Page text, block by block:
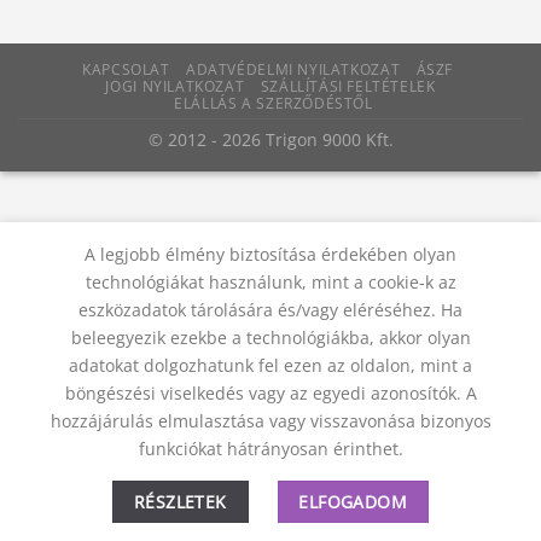
KAPCSOLAT ADATVÉDELMI NYILATKOZAT
ÁSZF
JOGI NYILATKOZAT
SZÁLLÍTÁSI FELTÉTELEK
ELÁLLÁS A SZERZŐDÉSTŐL
© 2012 - 2026 Trigon 9000 Kft.
A legjobb élmény biztosítása érdekében olyan
technológiákat használunk, mint a cookie-k az
eszközadatok tárolására és/vagy eléréséhez. Ha
beleegyezik ezekbe a technológiákba, akkor olyan
adatokat dolgozhatunk fel ezen az oldalon, mint a
böngészési viselkedés vagy az egyedi azonosítók. A
hozzájárulás elmulasztása vagy visszavonása bizonyos
funkciókat hátrányosan érinthet.
RÉSZLETEK ELFOGADOM